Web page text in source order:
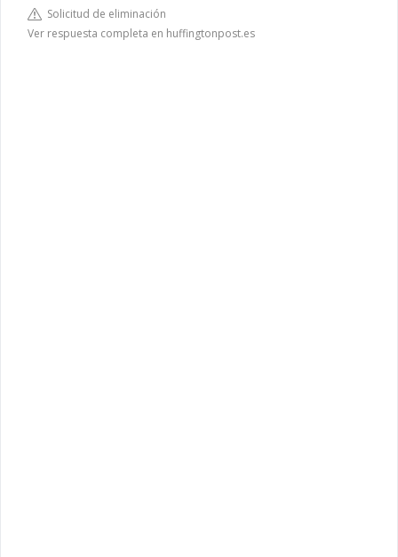
Solicitud de eliminación
Ver respuesta completa en huffingtonpost.es